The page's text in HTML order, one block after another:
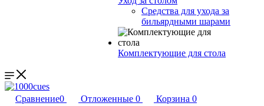
Средства для ухода за
бильярдными шарами
Комплектующие для стола
Сравнение0 Отложенные 0 Корзина 0